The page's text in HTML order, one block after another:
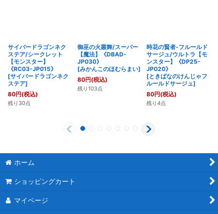
サイバードラゴンネク
ステア/シークレット
【モンスター】
《RC03-JP015》
[サイバードラゴンネク
ステア]
80円(税込)
残り30点
御巫の火叢舞/スーパー
【魔法】《DBAD-
JP030》
[みかんこのほむらまい]
80円(税込)
残り103点
時花の賢者-フルールド
サージュ/ウルトラ【モ
ンスター】《DP25-
JP020》
[ときばなのけんじゃフ
ルールドサージュ]
80円(税込)
残り4点
ホーム
ショッピングカート
マイページ